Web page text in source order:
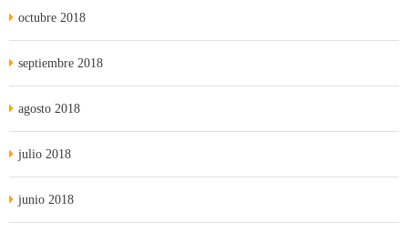
octubre 2018
septiembre 2018
agosto 2018
julio 2018
junio 2018